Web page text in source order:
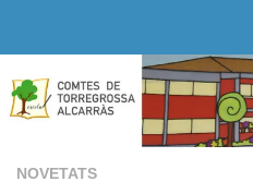
NOVETATS